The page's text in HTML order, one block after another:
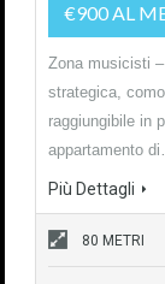
€900 AL
Zona musicisti
strategica,
raggiungibile in
appartamento
Più Dettagli
80 METRI